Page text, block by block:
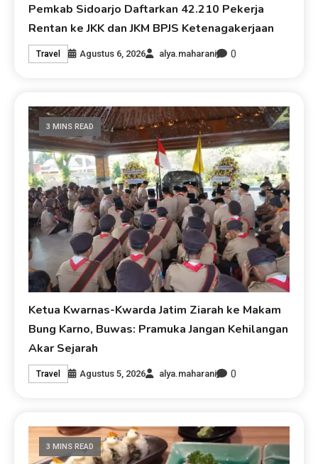
Pemkab Sidoarjo Daftarkan 42.210 Pekerja
Rentan ke JKK dan JKM BPJS Ketenagakerjaan
Travel Agustus 6, 2026 alya.maharani 0
3 MINS READ
Ketua Kwarnas-Kwarda Jatim Ziarah ke Makam
Bung Karno, Buwas: Pramuka Jangan Kehilangan
Akar Sejarah
Travel Agustus 5, 2026 alya.maharani 0
3 MINS READ